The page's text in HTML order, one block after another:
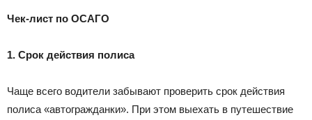
Чек-лист по ОСАГО
1. Срок действия полиса
Чаще всего водители забывают проверить срок действия
полиса «автогражданки». При этом выехать в путешествие